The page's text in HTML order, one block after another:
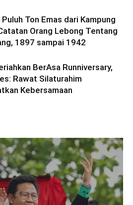
Ton Emas dari Kampung
Orang Lebong Tentang
1897 sampai 1942
BerAsa Runniversary,
Rawat Silaturahim
Kebersamaan